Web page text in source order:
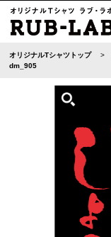
オリジナルTシャツトップ
dm_905